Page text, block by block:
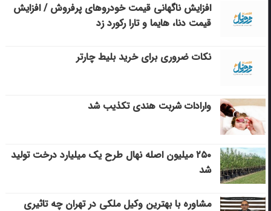
افزایش ناگهانی قیمت خودروهای پرفروش / افزایش
قیمت دنا، هایما و تارا رکورد زد
نکات ضروری برای خرید بلیط چارتر
وارادات شربت هندی تکذیب شد
۲۵۰ میلیون اصله نهال طرح یک میلیارد درخت تولید
شد
مشاوره با بهترین وکیل ملکی در تهران چه تاثیری